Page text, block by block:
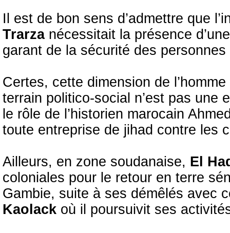
Il est de bon sens d’admettre que
Trarza nécessitait la présence
garant de la sécurité des
Certes, cette dimension de
terrain politico-social n’est pas une
le rôle de l’historien marocain
toute entreprise de jihad contre les
Ailleurs, en zone soudanaise, El
coloniales pour le retour en terre
Gambie, suite à ses démêlés avec
Kaolack où il poursuivit ses